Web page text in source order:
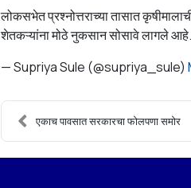
लोकसभेत प्रश्नोत्तराच्या तासात
शेतकऱ्यांना मोठे नुकसान सोसावे लागले
— Supriya Sule (@supriya_sule)
एकाच पावसात सरकारचा फोलपणा समोर